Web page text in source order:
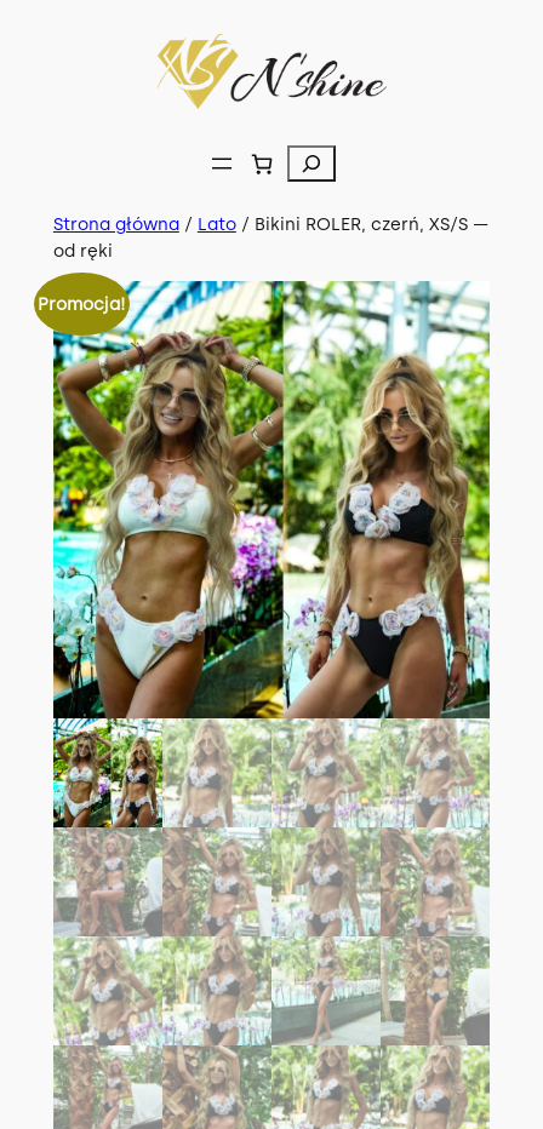
Szukaj
Strona główna/ Lato/ Bikini ROLER, czerń, XS/S —
od ręki
Promocja!